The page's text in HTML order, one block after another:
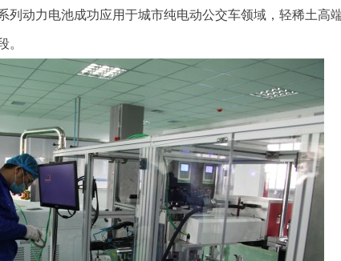
列动力电池成功应用于城市纯电动公交车领域，轻稀土高
。